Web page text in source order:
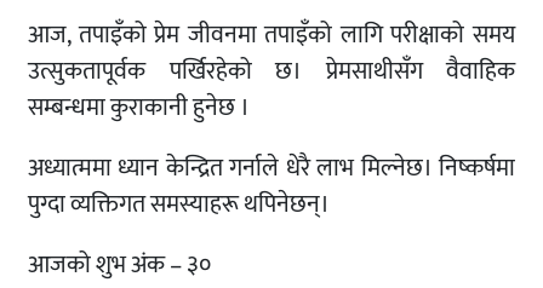
आज, तपाइँको प्रेम जीवनमा तपाइँको लागि परीक्षाको समय
उत्सुकतापूर्वक पर्खिरहेको छ। प्रेमसाथीसँग वैवाहिक
सम्बन्धमा कुराकानी हुनेछ ।
अध्यात्ममा ध्यान केन्द्रित गर्नाले धेरै लाभ मिल्नेछ। निष्कर्षमा
पुग्दा व्यक्तिगत समस्याहरू थपिनेछन्।
आजको शुभ अंक – ३०